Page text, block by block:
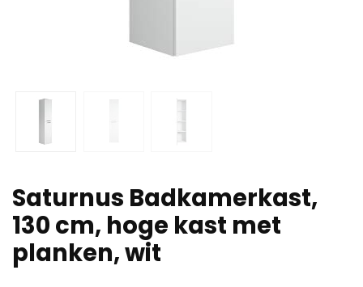
Saturnus Badkamerkast,
130 cm, hoge kast met
planken, wit